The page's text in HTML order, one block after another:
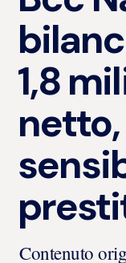
1,8
Contenuto